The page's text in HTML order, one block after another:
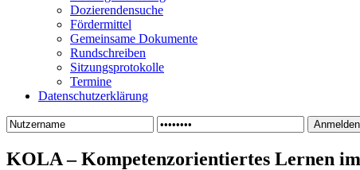
Dozierendensuche
Fördermittel
Gemeinsame Dokumente
Rundschreiben
Sitzungsprotokolle
Termine
Datenschutzerklärung
KOLA – Kompetenzorientiertes Lernen